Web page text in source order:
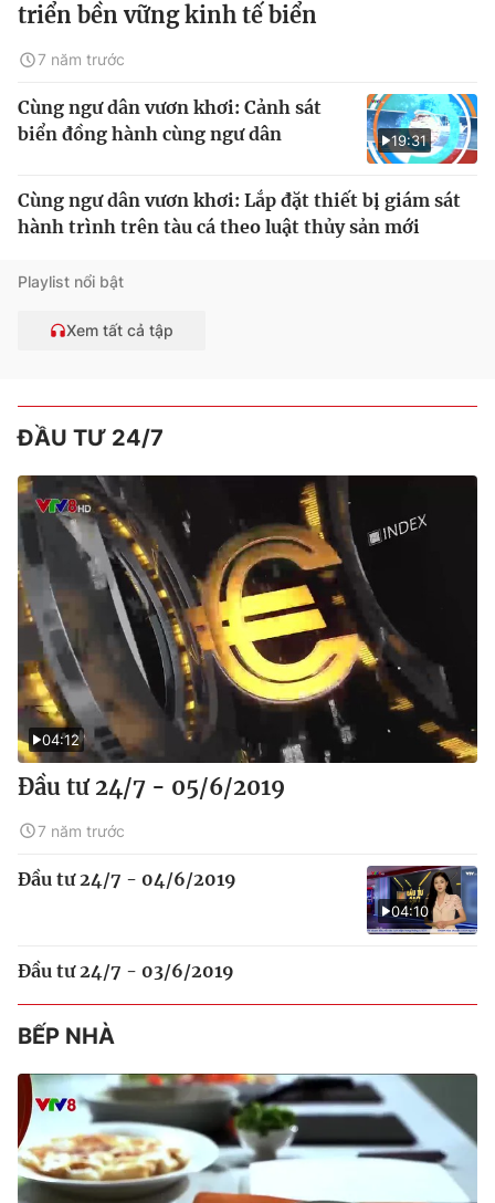
triển bền vững kinh tế biển
7 năm trước
19:31
Cùng ngư dân vươn khơi: Cảnh sát
biển đồng hành cùng ngư dân
Cùng ngư dân vươn khơi: Lắp đặt thiết bị giám sát
hành trình trên tàu cá theo luật thủy sản mới
Playlist nổi bật
Xem tất cả tập
ĐẦU TƯ 24/7
04:12
Đầu tư 24/7 - 05/6/2019
7 năm trước
04:10
Đầu tư 24/7 - 04/6/2019
Đầu tư 24/7 - 03/6/2019
BẾP NHÀ